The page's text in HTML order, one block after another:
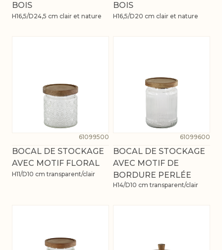
BOIS
H16,5/D24,5 cm clair et nature
BOIS
H16,5/D20 cm clair et nature
61099500
BOCAL DE STOCKAGE
AVEC MOTIF FLORAL
H11/D10 cm transparent/clair
61099600
BOCAL DE STOCKAGE
AVEC MOTIF DE
BORDURE PERLÉE
H14/D10 cm transparent/clair